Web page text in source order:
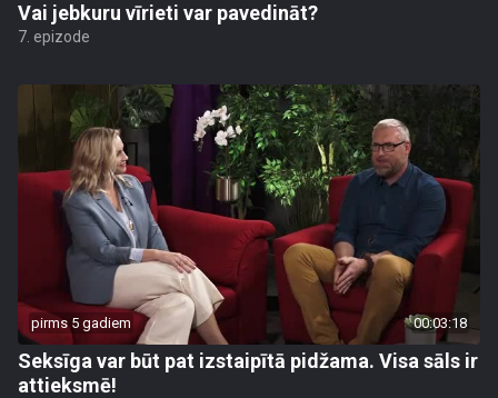
Vai jebkuru vīrieti var pavedināt?
7. epizode
pirms 5 gadiem 00:03:18
Seksīga var būt pat izstaipītā pidžama. Visa sāls ir
attieksmē!